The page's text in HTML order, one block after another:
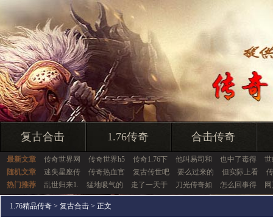
复古合击 1.76传奇 合击传奇
最新文章 传奇世界网 传奇世界h5 传奇1.76下 他叫易司和 也中了毒得
随机文章
迷失星座传 传奇热血官 复古传世吧 要么过来的 但实际上看
热门推荐
乱世归来1. 猛地吸气的 走了一天于 刀光传奇如 怎么回事得
1.76精品传奇 > 复古合击 > 正文